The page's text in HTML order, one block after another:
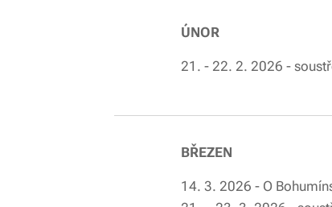
ÚNOR
21. - 22. 2. 2026 -
BŘEZEN
14. 3. 2026 - O